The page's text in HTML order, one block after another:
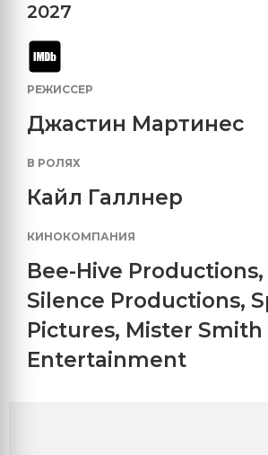
2027
РЕЖИССЕР
Джастин Мартинес
В РОЛЯХ
Кайл Галлнер
КИНОКОМПАНИЯ
Bee-Hive Productions,
Silence Productions,
Pictures, Mister Smith
Entertainment